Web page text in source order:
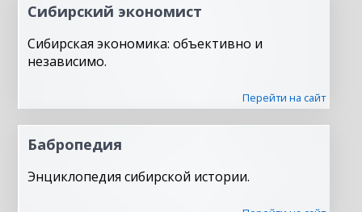
Сибирский экономист
Сибирская экономика: объективно и
независимо.
Перейти на сайт
Бабропедия
Энциклопедия сибирской истории.